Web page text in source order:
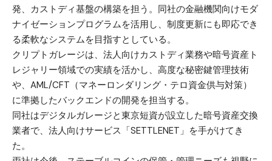
発、カストディ基盤の構築を担う。同社の金融機関向けモダ
ナイゼーションプログラムを活用し、制度更新にも即応でき
る柔軟なシステムを目指すとしている。
クリプトガレージは、法人向けカストディ業務や暗号資産ト
レジャリー領域での実績を活かし、高度な秘密鍵管理技術
や、AML/CFT（マネーロンダリング・テロ資金供与対策）
に準拠したバックエンドの開発を担当する。
同社はデジタルガレージと東京短資が設立した暗号資産交換
業者で、法人向けサービス「SETTLENET」を手がけてき
た。